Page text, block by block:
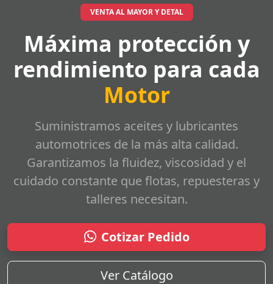
VENTA AL MAYOR Y DETAL
Máxima protección y
rendimiento para cada
Motor
Suministramos aceites y lubricantes
automotrices de la más alta calidad.
Garantizamos la fluidez, viscosidad y el
cuidado constante que flotas, repuesteras y
talleres necesitan.
Cotizar Pedido
Ver Catálogo